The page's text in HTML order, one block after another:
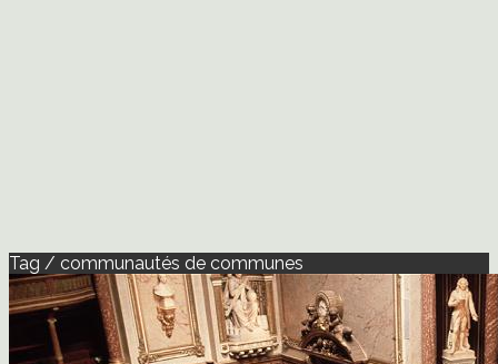
Tag / communautés de communes